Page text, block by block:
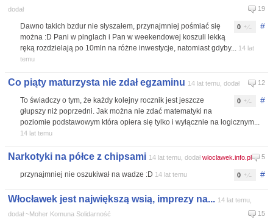
dodał
19
#
0
Dawno takich bzdur nie słyszałem, przynajmniej pośmiać się
można :D Pani w pinglach i Pan w weekendowej koszuli lekką
ręką rozdzielają po 10mln na różne inwestycje, natomiast gdyby... 14 lat
temu
Co piąty maturzysta nie zdał egzaminu 14 lat temu, dodał 12
#
0
To świadczy o tym, że każdy kolejny rocznik jest jeszcze
głupszy niż poprzedni. Jak można nie zdać matematyki na
poziomie podstawowym która opiera się tylko i wyłącznie na logicznym...
14 lat temu
Narkotyki na półce z chipsami 14 lat temu, dodał wloclawek.info.pl 5
#
0
przynajmniej nie oszukiwał na wadze :D 14 lat temu
Włocławek jest największą wsią, imprezy na... 14 lat temu,
dodał ~Moher Komuna Solidarność
15